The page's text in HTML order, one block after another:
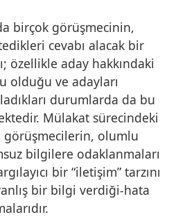
birçok görüşmecinin,
cevabı alacak bir
özellikle aday hakkındaki
olduğu ve adayları
durumlarda da bu
Mülakat sürecindeki
görüşmecilerin, olumlu
bilgilere odaklanmaları
bir “iletişim” tarzını
bir bilgi verdiği-hata